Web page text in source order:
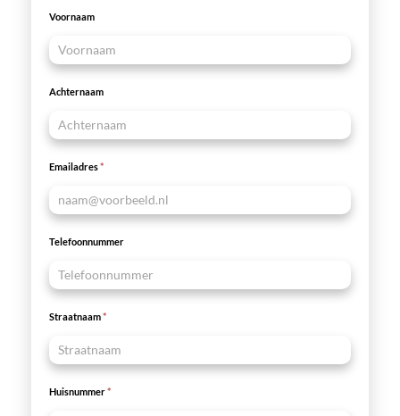
Voornaam
Achternaam
Emailadres*
Telefoonnummer
Straatnaam*
Huisnummer*